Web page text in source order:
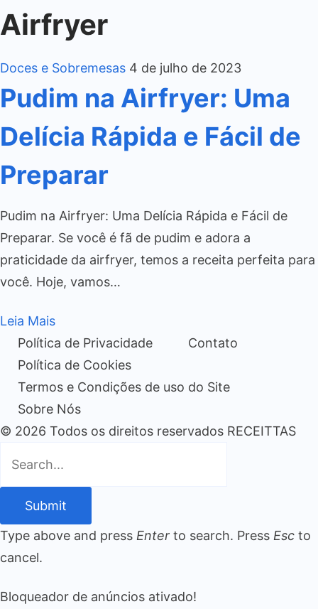
Airfryer
Doces e Sobremesas 4 de julho de 2023
Pudim na Airfryer: Uma
Delícia Rápida e Fácil de
Preparar
Pudim na Airfryer: Uma Delícia Rápida e Fácil de
Preparar. Se você é fã de pudim e adora a
praticidade da airfryer, temos a receita perfeita para
você. Hoje, vamos…
Leia Mais
Política de Privacidade
Contato
Política de Cookies
Termos e Condições de uso do Site
Sobre Nós
© 2026 Todos os direitos reservados RECEITTAS
Submit
Type above and press Enter to search. Press Esc to
cancel.
Bloqueador de anúncios ativado!